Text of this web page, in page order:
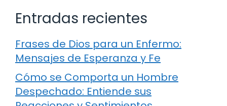
Entradas recientes
Frases de Dios para un Enfermo:
Mensajes de Esperanza y Fe
Cómo se Comporta un Hombre
Despechado: Entiende sus